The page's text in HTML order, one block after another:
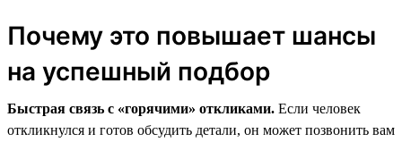
Почему это повышает шансы
на успешный подбор
Быстрая связь с «горячими» откликами. Если человек
откликнулся и готов обсудить детали, он может позвонить вам